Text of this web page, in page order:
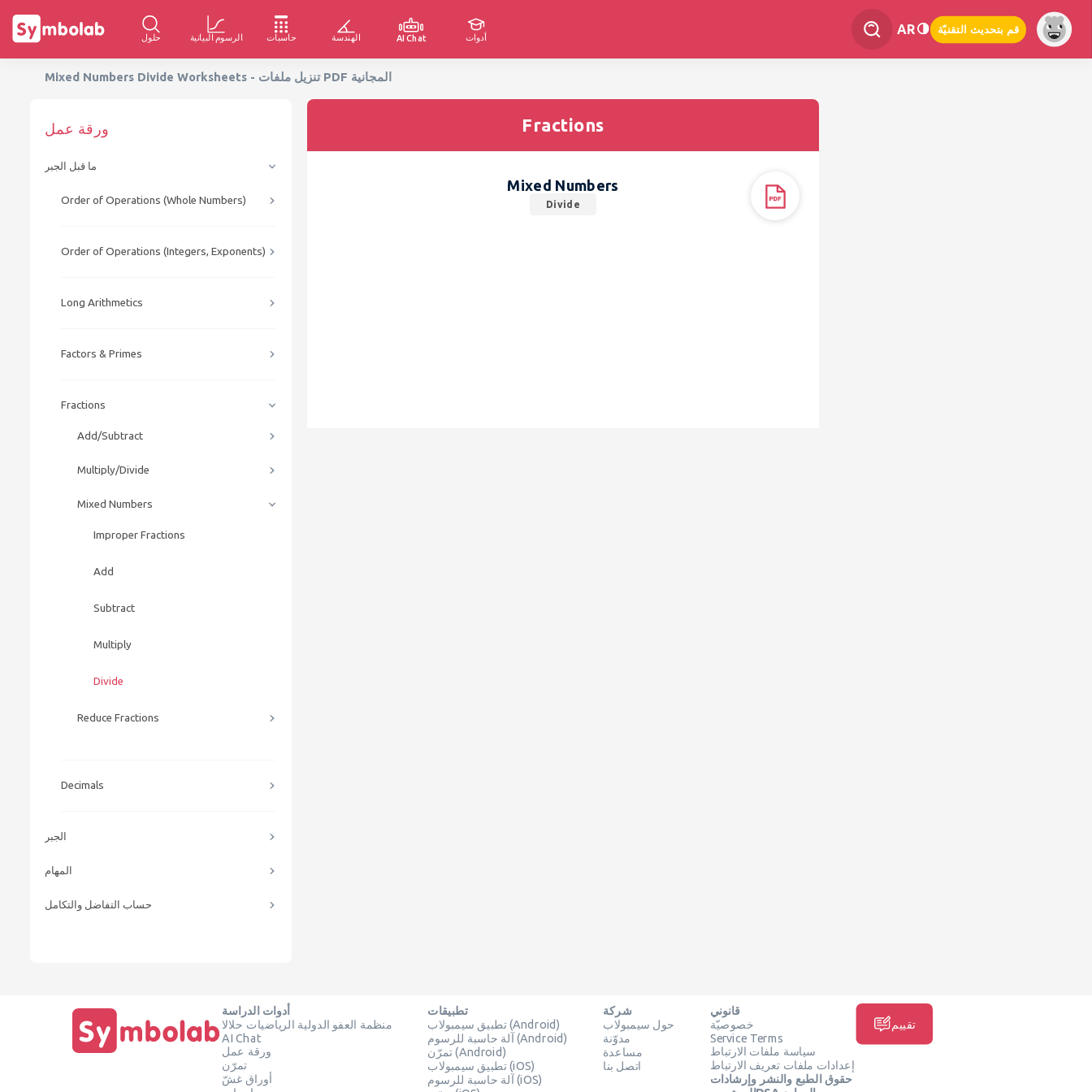
حلول الرسوم البيانية حاسبات الهندسة AI Chat أدوات
AR قم بتحديث التقنيّة
Mixed Numbers Divide Worksheets - تنزيل ملفات PDF المجانية
ورقة عمل
ما قبل الجبر
Order of Operations (Whole Numbers)
Order of Operations (Integers, Exponents)
Long Arithmetics
Factors & Primes
Fractions
Add/Subtract
Multiply/Divide
Mixed Numbers
Improper Fractions
Add
Subtract
Multiply
Divide
Reduce Fractions
Decimals
الجبر
المهام
حساب التفاضل والتكامل
Fractions
Mixed Numbers
Divide
أدوات الدراسة
منظمة العفو الدولية الرياضيات حلالا
AI Chat
ورقة عمل
تمرّن
أوراق غشّ
تطبيقات
تطبيق سيمبولاب (Android)
آلة حاسبة للرسوم (Android)
تمرّن (Android)
تطبيق سيمبولاب (iOS)
آلة حاسبة للرسوم (iOS)
شركة
حول سيمبولاب
مدوّنة
مساعدة
اتصل بنا
قانوني
خصوصيّة
Service Terms
سياسة ملفات الارتباط
إعدادات ملفات تعريف الارتباط
حقوق الطبع والنشر وإرشادات
تقييم